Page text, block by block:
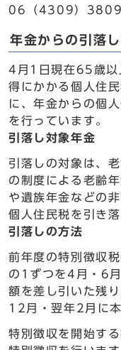
06（4309）3809
年金からの引落
4月1日現在65歳以
得にかかる個人住
に、年金からの個
を行っています。
引落し対象年金
引落しの対象は、
の制度による老齢
や遺族年金などの
個人住民税を引き
引落しの方法
前年度の特別徴収
の1ずつを4月・6
額を差し引いた残
12月・翌年2月に本
特別徴収を開始す